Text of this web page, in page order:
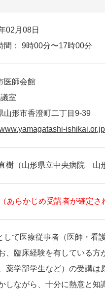
02月08日
間： 9時00分〜17時00分
医師会館
室
山形市香澄町二丁目9-39
樹（山形県立中央病院 山
（あらかじめ受講者が確定さ
して医療従事者（医師・看
、臨床経験を有している方
薬学部学生など）の受講は
しながら、十分に熱意と